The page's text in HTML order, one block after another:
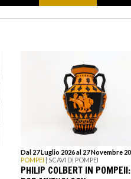
Dal 27 Luglio 2026 al 27 Novembre
POMPEI | SCAVI DI POMPEI
PHILIP COLBERT IN POMPEII: